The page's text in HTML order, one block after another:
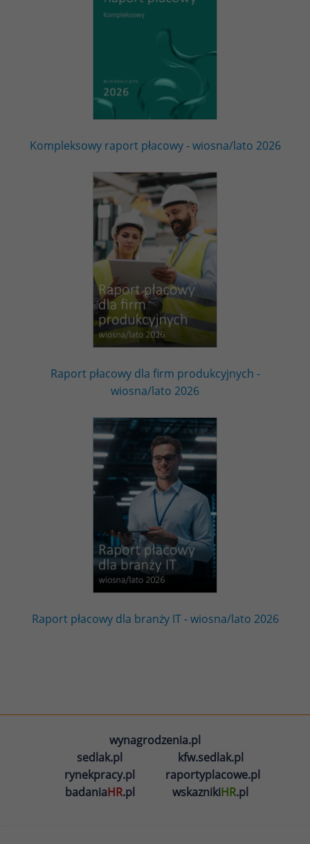
Kompleksowy raport płacowy - wiosna/lato 2026
Raport płacowy dla firm produkcyjnych -
wiosna/lato 2026
Raport płacowy dla branży IT - wiosna/lato 2026
wynagrodzenia.pl
sedlak.pl
kfw.sedlak.pl
rynekpracy.pl
raportyplacowe.pl
badaniaHR.pl wskaznikiHR.pl